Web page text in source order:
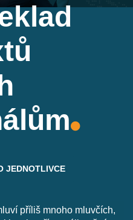
JEDNOTLIVCE
příliš mnoho mluvčích,